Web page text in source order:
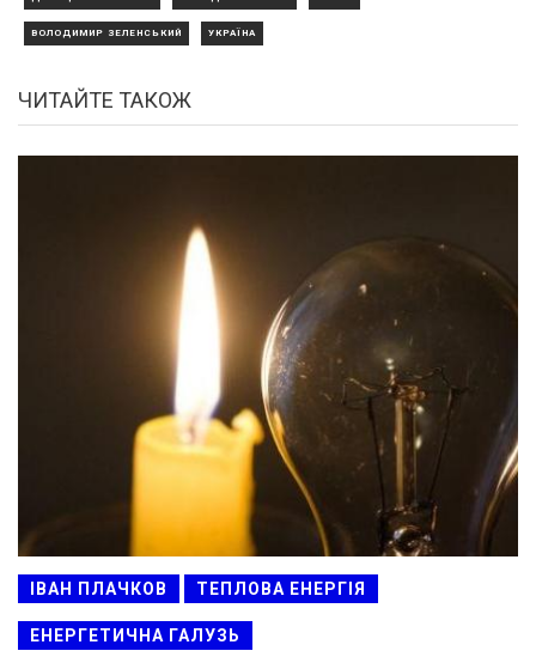
ВОЛОДИМИР ЗЕЛЕНСЬКИЙ УКРАЇНА
ЧИТАЙТЕ ТАКОЖ
ІВАН ПЛАЧКОВ ТЕПЛОВА ЕНЕРГІЯ
ЕНЕРГЕТИЧНА ГАЛУЗЬ